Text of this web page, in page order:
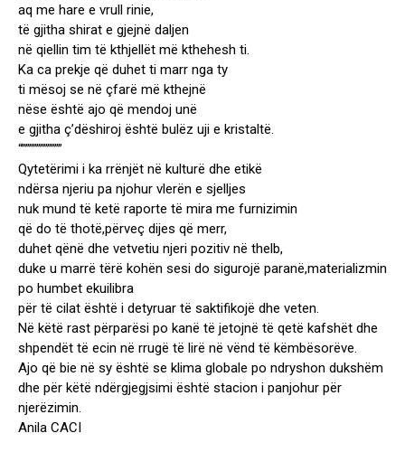
aq me hare e vrull rinie,
të gjitha shirat e gjejnë daljen
në qiellin tim të kthjellët më kthehesh ti.
Ka ca prekje që duhet ti marr nga ty
ti mësoj se në çfarë më kthejnë
nëse është ajo që mendoj unë
e gjitha ç’dëshiroj është bulëz uji e kristaltë.
“”””””””””””
Qytetërimi i ka rrënjët në kulturë dhe etikë
ndërsa njeriu pa njohur vlerën e sjelljes
nuk mund të ketë raporte të mira me furnizimin
që do të thotë,përveç dijes që merr,
duhet qënë dhe vetvetiu njeri pozitiv në thelb,
duke u marrë tërë kohën sesi do sigurojë paranë,materializmin
po humbet ekuilibra
për të cilat është i detyruar të saktifikojë dhe veten.
Në këtë rast përparësi po kanë të jetojnë të qetë kafshët dhe
shpendët të ecin në rrugë të lirë në vënd të këmbësorëve.
Ajo që bie në sy është se klima globale po ndryshon dukshëm
dhe për këtë ndërgjegjsimi është stacion i panjohur për
njerëzimin.
Anila CACI